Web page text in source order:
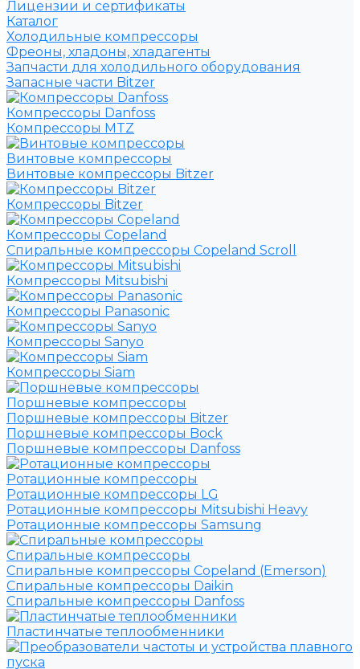
Лицензии и сертификаты
Каталог
Холодильные компрессоры
Фреоны, хладоны, хладагенты
Запчасти для холодильного оборудования
Запасные части Bitzer
Компрессоры Danfoss
Компрессоры MTZ
Винтовые компрессоры
Винтовые компрессоры Bitzer
Компрессоры Bitzer
Компрессоры Copeland
Спиральные компрессоры Copeland Scroll
Компрессоры Mitsubishi
Компрессоры Panasonic
Компрессоры Sanyo
Компрессоры Siam
Поршневые компрессоры
Поршневые компрессоры Bitzer
Поршневые компрессоры Bock
Поршневые компрессоры Danfoss
Ротационные компрессоры
Ротационные компрессоры LG
Ротационные компрессоры Mitsubishi Heavy
Ротационные компрессоры Samsung
Спиральные компрессоры
Спиральные компрессоры Copeland (Emerson)
Спиральные компрессоры Daikin
Спиральные компрессоры Danfoss
Пластинчатые теплообменники